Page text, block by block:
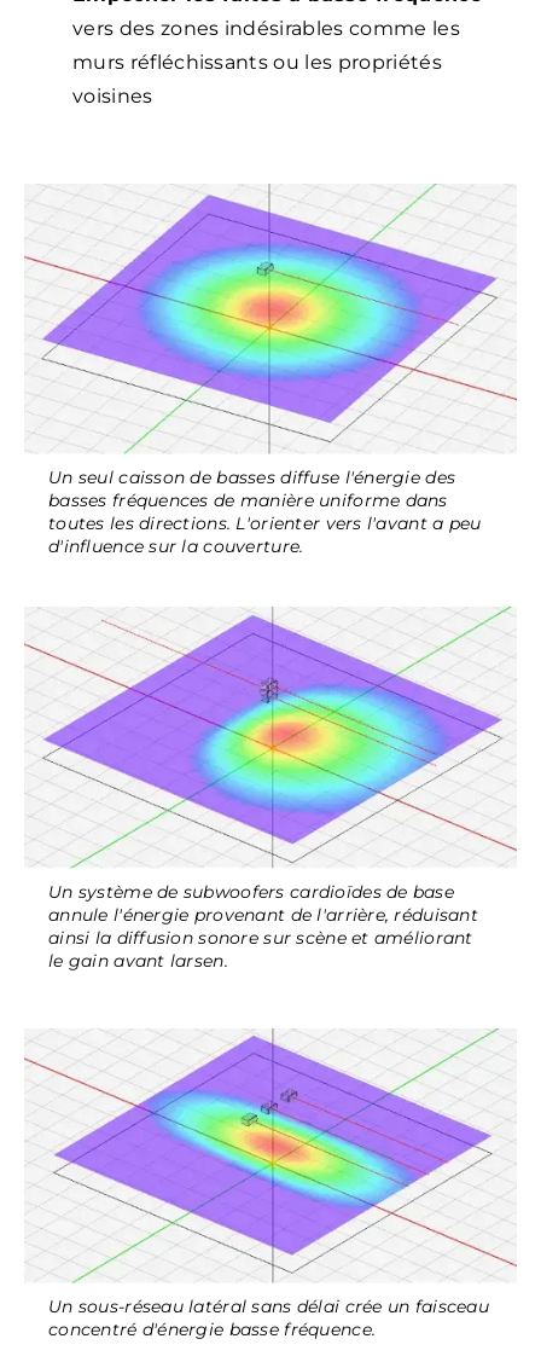
vers des zones indésirables comme les
murs réfléchissants ou les propriétés
voisines
Un seul caisson de basses diffuse l'énergie des
basses fréquences de manière uniforme dans
toutes les directions. L'orienter vers l'avant a peu
d'influence sur la couverture.
Un système de subwoofers cardioïdes de base
annule l'énergie provenant de l'arrière, réduisant
ainsi la diffusion sonore sur scène et améliorant
le gain avant larsen.
Un sous-réseau latéral sans délai crée un faisceau
concentré d'énergie basse fréquence.